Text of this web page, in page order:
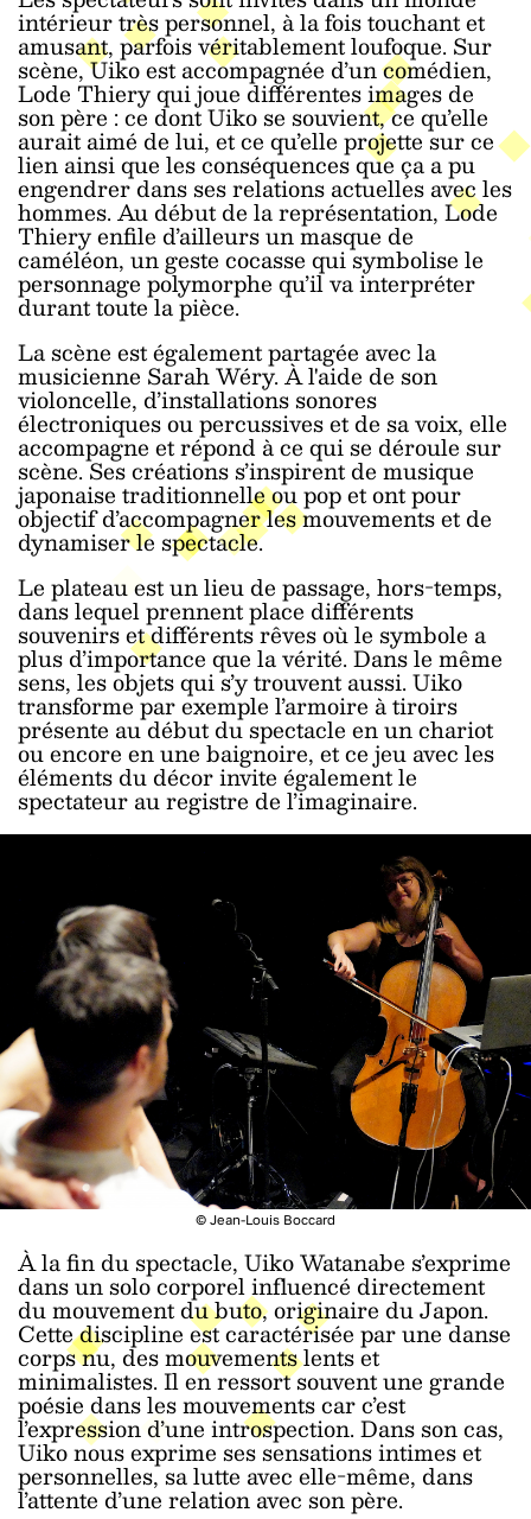
intérieur très personnel, à la fois touchant et
amusant, parfois véritablement loufoque. Sur
scène, Uiko est accompagnée d’un comédien,
Lode Thiery qui joue différentes images de
son père : ce dont Uiko se souvient, ce qu’elle
aurait aimé de lui, et ce qu’elle projette sur ce
lien ainsi que les conséquences que ça a pu
engendrer dans ses relations actuelles avec les
hommes. Au début de la représentation, Lode
Thiery enfile d’ailleurs un masque de
caméléon, un geste cocasse qui symbolise le
personnage polymorphe qu’il va interpréter
durant toute la pièce.
La scène est également partagée avec la
musicienne Sarah Wéry. À l'aide de son
violoncelle, d’installations sonores
électroniques ou percussives et de sa voix, elle
accompagne et répond à ce qui se déroule sur
scène. Ses créations s’inspirent de musique
japonaise traditionnelle ou pop et ont pour
objectif d’accompagner les mouvements et de
dynamiser le spectacle.
Le plateau est un lieu de passage, hors-temps,
dans lequel prennent place différents
souvenirs et différents rêves où le symbole a
plus d’importance que la vérité. Dans le même
sens, les objets qui s’y trouvent aussi. Uiko
transforme par exemple l’armoire à tiroirs
présente au début du spectacle en un chariot
ou encore en une baignoire, et ce jeu avec les
éléments du décor invite également le
spectateur au registre de l’imaginaire.
© Jean-Louis Boccard
À la fin du spectacle, Uiko Watanabe s’exprime
dans un solo corporel influencé directement
du mouvement du buto, originaire du Japon.
Cette discipline est caractérisée par une danse
corps nu, des mouvements lents et
minimalistes. Il en ressort souvent une grande
poésie dans les mouvements car c’est
l’expression d’une introspection. Dans son cas,
Uiko nous exprime ses sensations intimes et
personnelles, sa lutte avec elle-même, dans
l’attente d’une relation avec son père.